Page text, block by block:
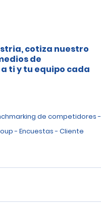
cotiza nuestro
de
ti y tu equipo cada
de competidores -
- Encuestas - Cliente